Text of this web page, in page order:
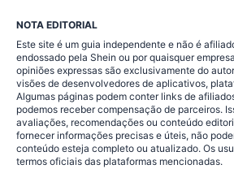
NOTA EDITORIAL
Este site é um guia independente e não é
endossado pela Shein ou por quaisquer
opiniões expressas são exclusivamente do
visões de desenvolvedores de aplicativos,
Algumas páginas podem conter links de
podemos receber compensação de parceiros.
avaliações, recomendações ou conteúdo
fornecer informações precisas e úteis, não
conteúdo esteja completo ou atualizado. Os
termos oficiais das plataformas mencionadas.